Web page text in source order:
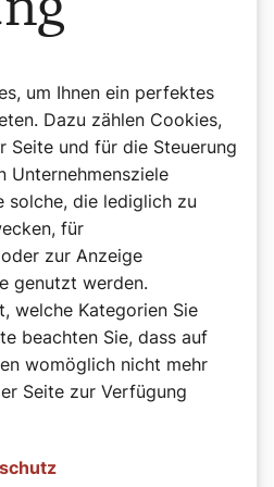
um Ihnen ein perfektes
Dazu zählen Cookies,
Seite und für die Steuerung
Unternehmensziele
solche, die lediglich zu
für
zur Anzeige
genutzt werden.
welche Kategorien Sie
beachten Sie, dass auf
womöglich nicht mehr
Seite zur Verfügung